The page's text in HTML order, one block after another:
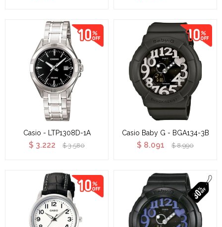
Casio - LTP1308D-1A
$ 3.222 $ 3.580
Casio Baby G - BGA134-3B
$ 8.091 $ 8.990